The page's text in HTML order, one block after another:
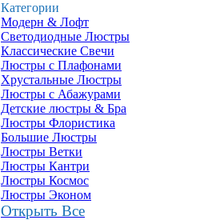
Категории
Модерн & Лофт
Светодиодные Люстры
Классические Свечи
Люстры с Плафонами
Хрустальные Люстры
Люстры с Абажурами
Детские люстры & Бра
Люстры Флористика
Большие Люстры
Люстры Ветки
Люстры Кантри
Люстры Космос
Люстры Эконом
Открыть Все